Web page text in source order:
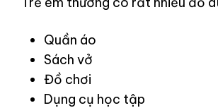
Quần áo
Sách vở
Đồ chơi
Dụng cụ học tập